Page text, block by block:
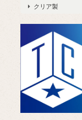
クリア製